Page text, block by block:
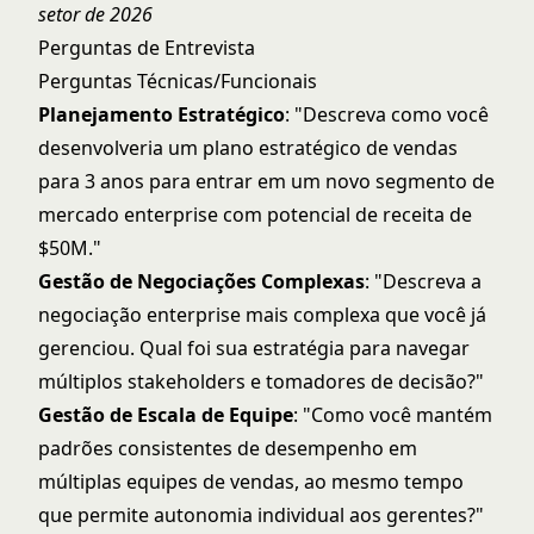
setor de 2026
Perguntas de Entrevista
Perguntas Técnicas/Funcionais
Planejamento Estratégico: "Descreva como você
desenvolveria um plano estratégico de vendas
para 3 anos para entrar em um novo segmento de
mercado enterprise com potencial de receita de
$50M."
Gestão de Negociações Complexas: "Descreva a
negociação enterprise mais complexa que você já
gerenciou. Qual foi sua estratégia para navegar
múltiplos stakeholders e tomadores de decisão?"
Gestão de Escala de Equipe: "Como você mantém
padrões consistentes de desempenho em
múltiplas equipes de vendas, ao mesmo tempo
que permite autonomia individual aos gerentes?"